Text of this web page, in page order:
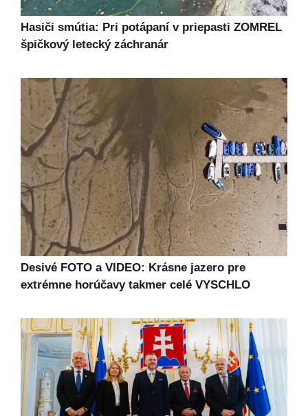
Hasiči smútia: Pri potápaní v priepasti ZOMREL
špičkový letecký záchranár
Desivé FOTO a VIDEO: Krásne jazero pre
extrémne horúčavy takmer celé VYSCHLO